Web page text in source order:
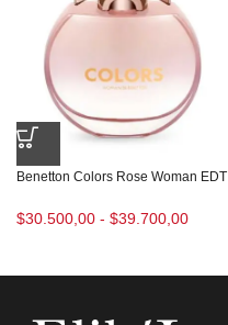
Benetton Colors Rose Woman EDT
$30.500,00 - $39.700,00